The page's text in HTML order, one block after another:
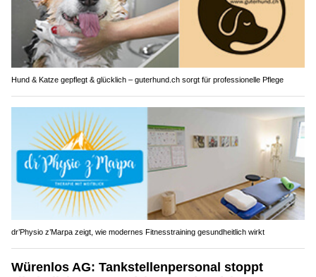
Hund & Katze gepflegt & glücklich – guterhund.ch sorgt für professionelle Pflege
dr’Physio z’Marpa zeigt, wie modernes Fitnesstraining gesundheitlich wirkt
Würenlos AG: Tankstellenpersonal stoppt